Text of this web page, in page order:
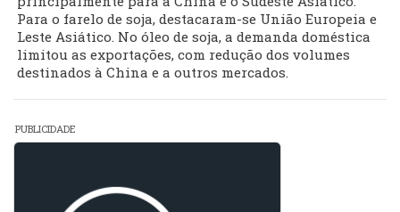
Para o farelo de soja, destacaram-se União Europeia e
Leste Asiático. No óleo de soja, a demanda doméstica
limitou as exportações, com redução dos volumes
destinados à China e a outros mercados.
PUBLICIDADE